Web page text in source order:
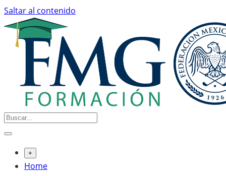
Saltar al contenido
+
Home